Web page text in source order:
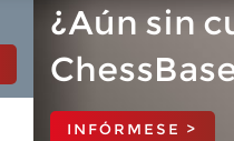
¿Aún sin
INFÓRMESE >